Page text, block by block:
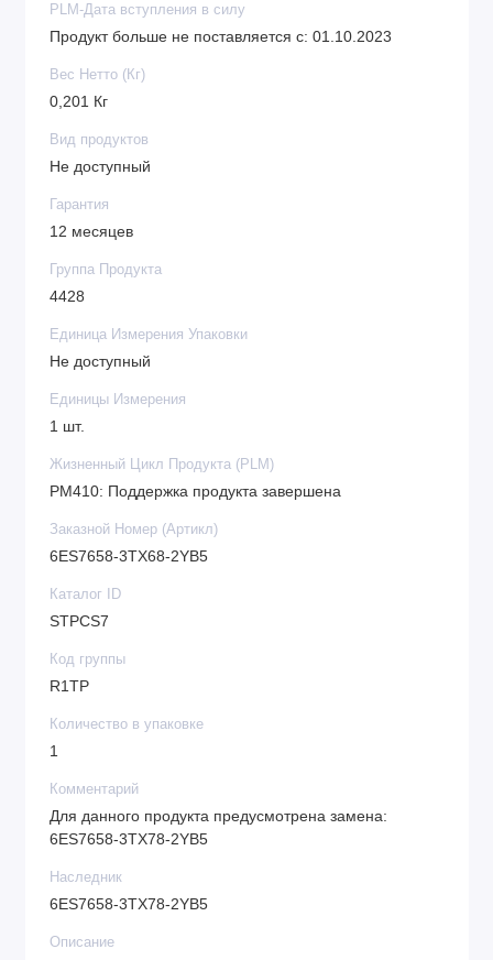
PLM-Дата вступления в силу
Продукт больше не поставляется с: 01.10.2023
Вес Нетто (Кг)
0,201 Кг
Вид продуктов
Не доступный
Гарантия
12 месяцев
Группа Продукта
4428
Единица Измерения Упаковки
Не доступный
Единицы Измерения
1 шт.
Жизненный Цикл Продукта (PLM)
PM410: Поддержка продукта завершена
Заказной Номер (Артикл)
6ES7658-3TX68-2YB5
Каталог ID
STPCS7
Код группы
R1TP
Количество в упаковке
1
Комментарий
Для данного продукта предусмотрена замена:
6ES7658-3TX78-2YB5
Наследник
6ES7658-3TX78-2YB5
Описание